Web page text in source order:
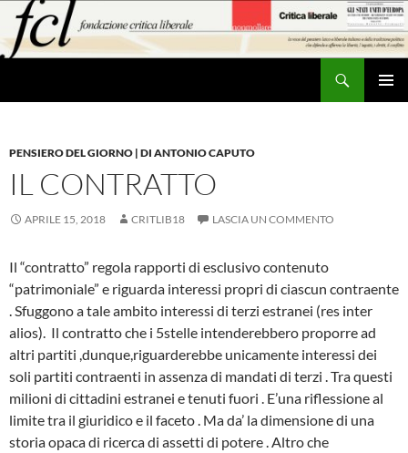
contenuto
PENSIERO DEL GIORNO | DI ANTONIO CAPUTO
IL CONTRATTO
APRILE 15, 2018 CRITLIB18 LASCIA UN COMMENTO
Il “contratto” regola rapporti di esclusivo contenuto
“patrimoniale” e riguarda interessi propri di ciascun contraente
. Sfuggono a tale ambito interessi di terzi estranei (res inter
alios). Il contratto che i 5stelle intenderebbero proporre ad
altri partiti ,dunque,riguarderebbe unicamente interessi dei
soli partiti contraenti in assenza di mandati di terzi . Tra questi
milioni di cittadini estranei e tenuti fuori . E’una riflessione al
limite tra il giuridico e il faceto . Ma da’ la dimensione di una
storia opaca di ricerca di assetti di potere . Altro che